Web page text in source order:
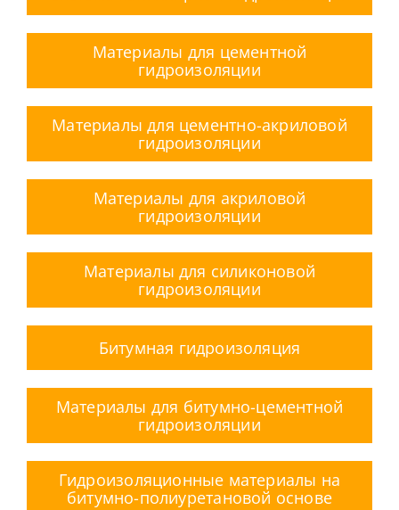
Материалы для цементной
гидроизоляции
Материалы для цементно-акриловой
гидроизоляции
Материалы для акриловой
гидроизоляции
Материалы для силиконовой
гидроизоляции
Битумная гидроизоляция
Материалы для битумно-цементной
гидроизоляции
Гидроизоляционные материалы на
битумно-полиуретановой основе